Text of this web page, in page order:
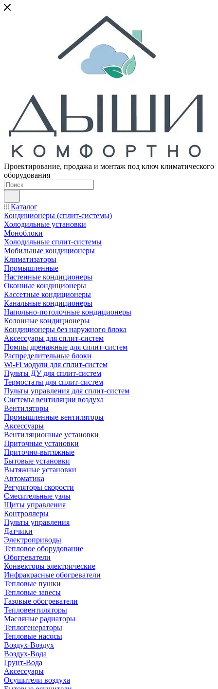
Проектирование, продажа и монтаж под ключ климатического
оборудования
Каталог
Кондиционеры (сплит-системы)
Холодильные установки
Моноблоки
Холодильные сплит-системы
Мобильные кондиционеры
Климатизаторы
Промышленные
Настенные кондиционеры
Оконные кондиционеры
Кассетные кондиционеры
Канальные кондиционеры
Напольно-потолочные кондиционеры
Колонные кондиционеры
Кондиционеры без наружного блока
Аксессуары для сплит-систем
Помпы дренажные для сплит-систем
Распределительные блоки
Wi-Fi модули для сплит-систем
Пульты ДУ для сплит-систем
Термостаты для сплит-систем
Пульты управления для сплит-систем
Системы вентиляции воздуха
Вентиляторы
Промышленные вентиляторы
Аксессуары
Вентиляционные установки
Приточные установки
Приточно-вытяжные
Бытовые установки
Вытяжные установки
Автоматика
Регуляторы скорости
Смесительные узлы
Щиты управления
Контроллеры
Пульты управления
Датчики
Электроприводы
Тепловое оборудование
Обогреватели
Конвекторы электрические
Инфракрасные обогреватели
Тепловые пушки
Тепловые завесы
Газовые обогреватели
Тепловентиляторы
Масляные радиаторы
Теплогенераторы
Тепловые насосы
Воздух-Воздух
Воздух-Вода
Грунт-Вода
Аксессуары
Осушители воздуха